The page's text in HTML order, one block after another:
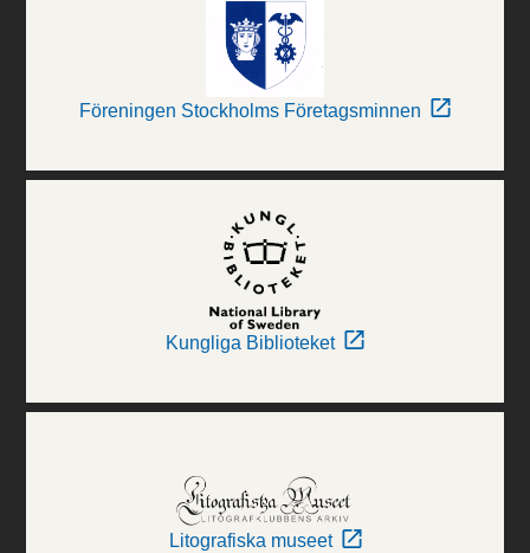
Föreningen Stockholms Företagsminnen
Kungliga Biblioteket
Litografiska museet